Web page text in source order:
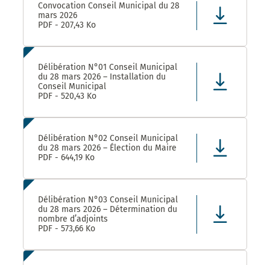
Convocation Conseil Municipal du 28
mars 2026
PDF - 207,43 Ko
Délibération N°01 Conseil Municipal
du 28 mars 2026 – Installation du
Conseil Municipal
PDF - 520,43 Ko
Délibération N°02 Conseil Municipal
du 28 mars 2026 – Élection du Maire
PDF - 644,19 Ko
Délibération N°03 Conseil Municipal
du 28 mars 2026 – Détermination du
nombre d’adjoints
PDF - 573,66 Ko